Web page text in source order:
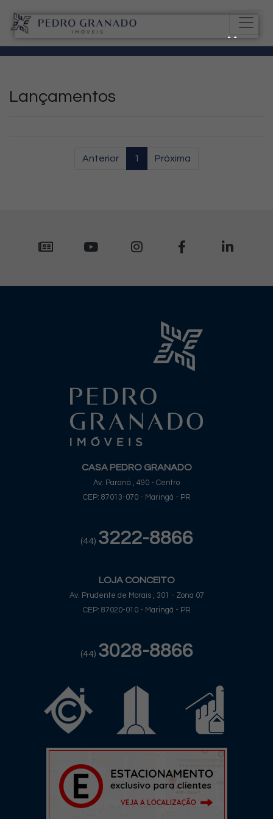
Lançamentos
Anterior 1 Próxima
CASA PEDRO GRANADO
Av. Paraná , 490 - Centro
CEP: 87013-070 - Maringá - PR
(44) 3222-8866
LOJA CONCEITO
Av. Prudente de Morais , 301 - Zona 07
CEP: 87020-010 - Maringá - PR
(44) 3028-8866